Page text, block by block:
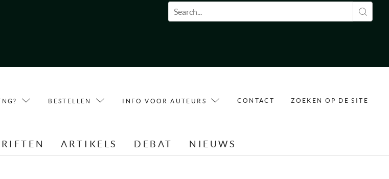
Zoekveld
BESTELLEN INFO VOOR AUTEURS CONTACT ZOEKEN OP DE SITE
ARTIKELS DEBAT NIEUWS